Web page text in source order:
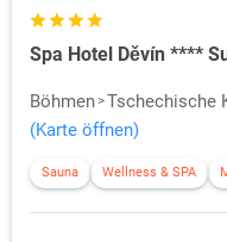
Spa Hotel Děvín ****
Böhmen Tschechische
(Karte öffnen)
Sauna Wellness & SPA